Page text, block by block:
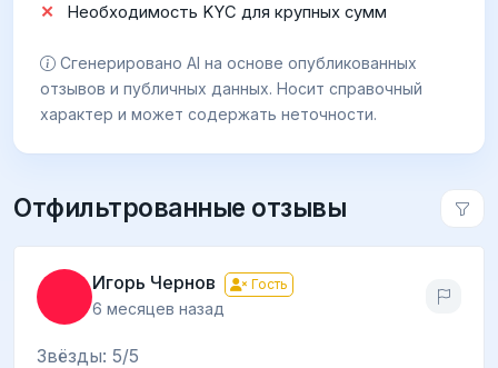
Необходимость KYC для крупных сумм
Сгенерировано AI на основе опубликованных
отзывов и публичных данных. Носит справочный
характер и может содержать неточности.
Отфильтрованные отзывы
Игорь Чернов Гость
6 месяцев назад
Звёзды: 5/5